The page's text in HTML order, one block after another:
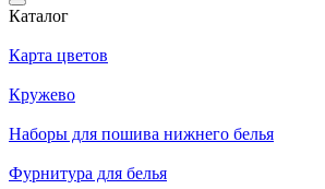
Каталог
Карта цветов
Кружево
Наборы для пошива нижнего белья
Фурнитура для белья